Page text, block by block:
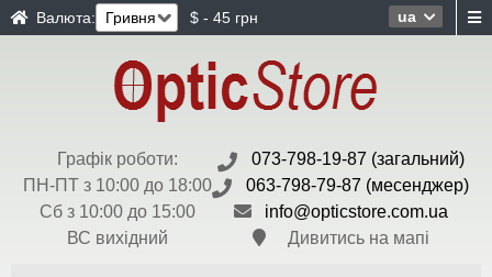
ua
Валюта: $ - 45 грн
Графік роботи:
ПН-ПТ з 10:00 до 18:00
Сб з 10:00 до 15:00
ВС вихідний
073-798-19-87 (загальний)
063-798-79-87 (месенджер)
info@opticstore.com.ua
Дивитись на мапі